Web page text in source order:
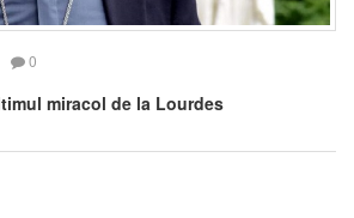
0
miracol de la Lourdes